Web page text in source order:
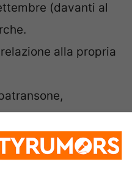
(davanti al
alla propria
completato o
preliminarmente